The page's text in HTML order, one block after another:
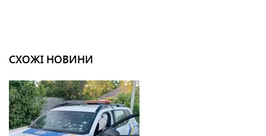
СХОЖІ НОВИНИ